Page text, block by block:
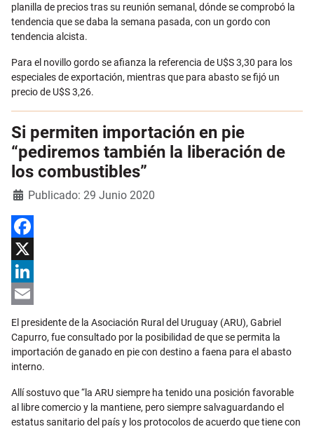
planilla de precios tras su reunión semanal, dónde se comprobó la
tendencia que se daba la semana pasada, con un gordo con
tendencia alcista.
Para el novillo gordo se afianza la referencia de U$S 3,30 para los
especiales de exportación, mientras que para abasto se fijó un
precio de U$S 3,26.
Si permiten importación en pie
“pediremos también la liberación de
los combustibles”
DetallesPublicado: 29 Junio 2020
Facebook
X
LinkedIn
Email
El presidente de la Asociación Rural del Uruguay (ARU), Gabriel
Capurro, fue consultado por la posibilidad de que se permita la
importación de ganado en pie con destino a faena para el abasto
interno.
Allí sostuvo que “la ARU siempre ha tenido una posición favorable
al libre comercio y la mantiene, pero siempre salvaguardando el
estatus sanitario del país y los protocolos de acuerdo que tiene con